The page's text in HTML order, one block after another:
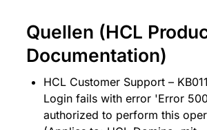
Quellen (HCL
Documentation)
HCL Customer Support –
Login fails with error 'Error
authorized to perform this